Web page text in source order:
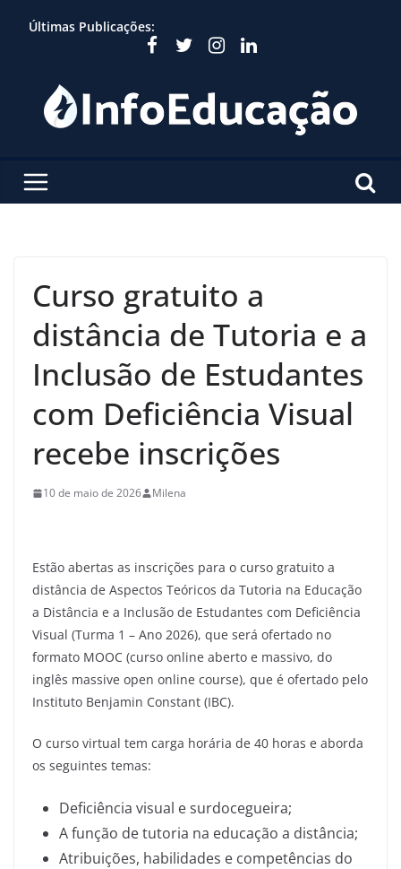
Últimas Publicações:
Curso gratuito a
distância de Tutoria e a
Inclusão de Estudantes
com Deficiência Visual
recebe inscrições
10 de maio de 2026 Milena
Estão abertas as inscrições para o curso gratuito a
distância de Aspectos Teóricos da Tutoria na Educação
a Distância e a Inclusão de Estudantes com Deficiência
Visual (Turma 1 – Ano 2026), que será ofertado no
formato MOOC (curso online aberto e massivo, do
inglês massive open online course), que é ofertado pelo
Instituto Benjamin Constant (IBC).
O curso virtual tem carga horária de 40 horas e aborda
os seguintes temas:
Deficiência visual e surdocegueira;
A função de tutoria na educação a distância;
Atribuições, habilidades e competências do